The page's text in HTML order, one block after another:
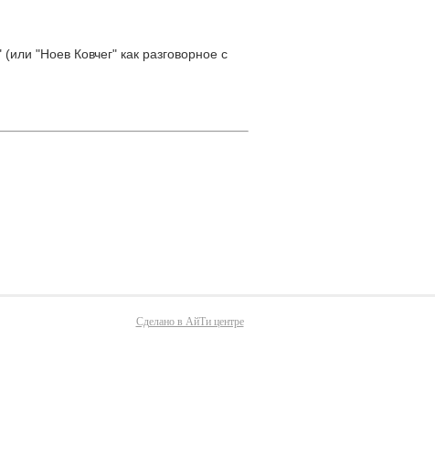
"Ноев Ковчег" как разговорное с
Сделано в АйТи центре